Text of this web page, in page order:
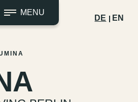
MENU
DE EN